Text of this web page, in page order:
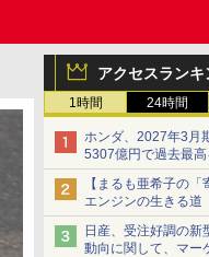
アクセスランキ
1時間 24時間
ホンダ、2027年3月
5307億円で過去最
【まるも亜希子の
エンジンの生きる道
日産、受注好調の新
動向に関して、マー